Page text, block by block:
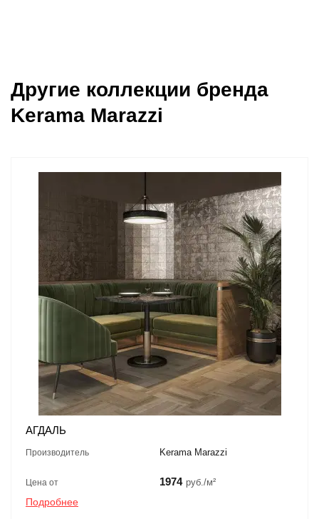
Другие коллекции бренда
Kerama Marazzi
АГДАЛЬ
Производитель Kerama Marazzi
Цена от 1974 руб./м²
Подробнее